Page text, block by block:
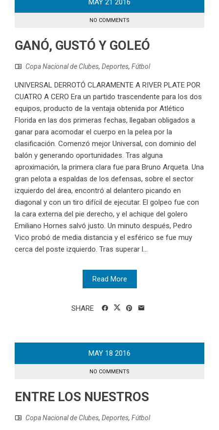
NO COMMENTS
GANÓ, GUSTÓ Y GOLEÓ
Copa Nacional de Clubes, Deportes, Fútbol
UNIVERSAL DERROTÓ CLARAMENTE A RIVER PLATE POR
CUATRO A CERO Era un partido trascendente para los dos
equipos, producto de la ventaja obtenida por Atlético
Florida en las dos primeras fechas, llegaban obligados a
ganar para acomodar el cuerpo en la pelea por la
clasificación. Comenzó mejor Universal, con dominio del
balón y generando oportunidades. Tras alguna
aproximación, la primera clara fue para Bruno Arqueta. Una
gran pelota a espaldas de los defensas, sobre el sector
izquierdo del área, encontró al delantero picando en
diagonal y con un tiro difícil de ejecutar. El golpeo fue con
la cara externa del pie derecho, y el achique del golero
Emiliano Hornes salvó justo. Un minuto después, Pedro
Vico probó de media distancia y el esférico se fue muy
cerca del poste izquierdo. Tras superar l...
Read More
SHARE
MAY 18 2016
NO COMMENTS
ENTRE LOS NUESTROS
Copa Nacional de Clubes, Deportes, Fútbol